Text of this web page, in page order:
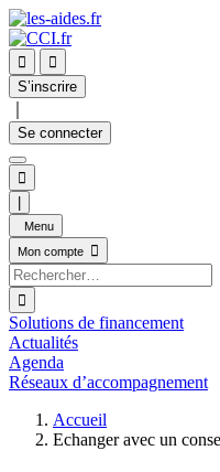


S’inscrire
Se connecter

Menu
Mon compte


Solutions de financement
Actualités
Agenda
Réseaux d’accompagnement
Accueil
Echanger avec un